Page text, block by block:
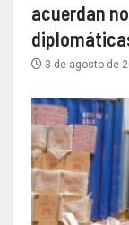
acuerdan
3 de agosto de